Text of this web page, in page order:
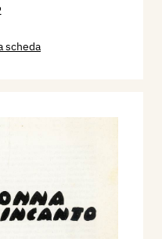
scheda